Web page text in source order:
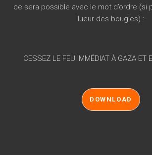
ce sera possible avec le mot d’ordre (si
lueur des bougies) :
CESSEZ LE FEU IMMÉDIAT À GAZA ET
DOWNLOAD